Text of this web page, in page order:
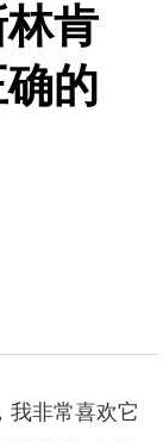
肯
的
我非常喜欢它